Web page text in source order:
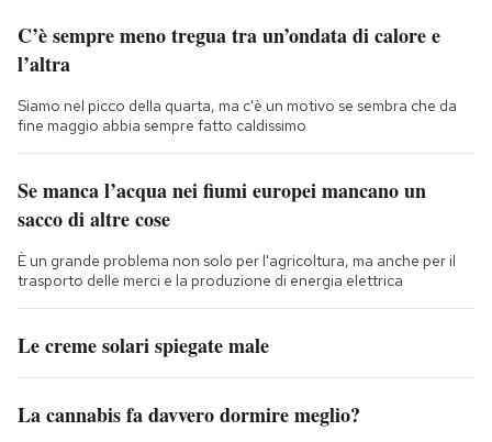
C’è sempre meno tregua tra un’ondata di calore e
l’altra
Siamo nel picco della quarta, ma c'è un motivo se sembra che da
fine maggio abbia sempre fatto caldissimo
Se manca l’acqua nei fiumi europei mancano un
sacco di altre cose
È un grande problema non solo per l'agricoltura, ma anche per il
trasporto delle merci e la produzione di energia elettrica
Le creme solari spiegate male
La cannabis fa davvero dormire meglio?